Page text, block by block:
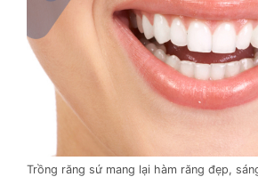
Trồng răng sứ mang lại hàm răng đẹp,